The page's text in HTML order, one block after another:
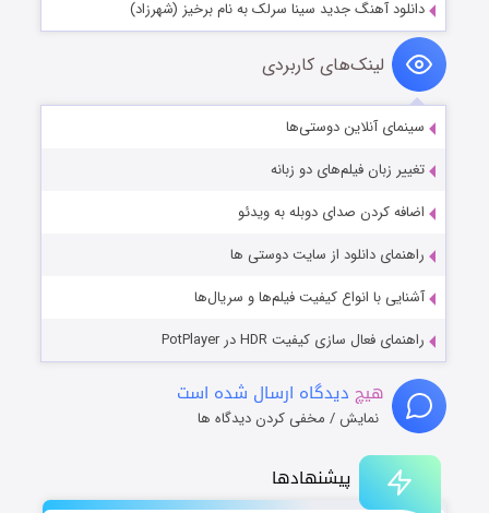
پیشنهادها
دانلود آهنگ جدید سینا سرلک به نام برخیز (شهرزاد)
لینک‌های کاربردی
سینمای آنلاین دوستی‌ها
تغییر زبان فیلم‌های دو زبانه
اضافه کردن صدای دوبله به ویدئو
راهنمای دانلود از سایت دوستی ها
آشنایی با انواع کیفیت فیلم‌ها و سریال‌ها
راهنمای فعال سازی کیفیت HDR در PotPlayer
هیچ دیدگاه ارسال شده است
نمایش / مخفی کردن دیدگاه ها